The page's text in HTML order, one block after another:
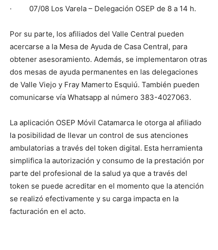
· 07/08 Los Varela – Delegación OSEP de 8 a 14 h.
Por su parte, los afiliados del Valle Central pueden
acercarse a la Mesa de Ayuda de Casa Central, para
obtener asesoramiento. Además, se implementaron otras
dos mesas de ayuda permanentes en las delegaciones
de Valle Viejo y Fray Mamerto Esquiú. También pueden
comunicarse vía Whatsapp al número 383-4027063.
La aplicación OSEP Móvil Catamarca le otorga al afiliado
la posibilidad de llevar un control de sus atenciones
ambulatorias a través del token digital. Esta herramienta
simplifica la autorización y consumo de la prestación por
parte del profesional de la salud ya que a través del
token se puede acreditar en el momento que la atención
se realizó efectivamente y su carga impacta en la
facturación en el acto.